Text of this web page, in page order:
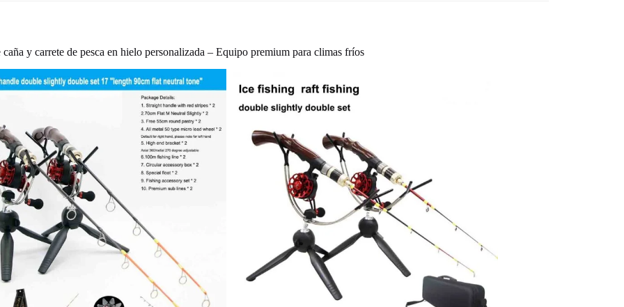
y carrete de pesca en hielo personalizada – Equipo premium para climas fríos